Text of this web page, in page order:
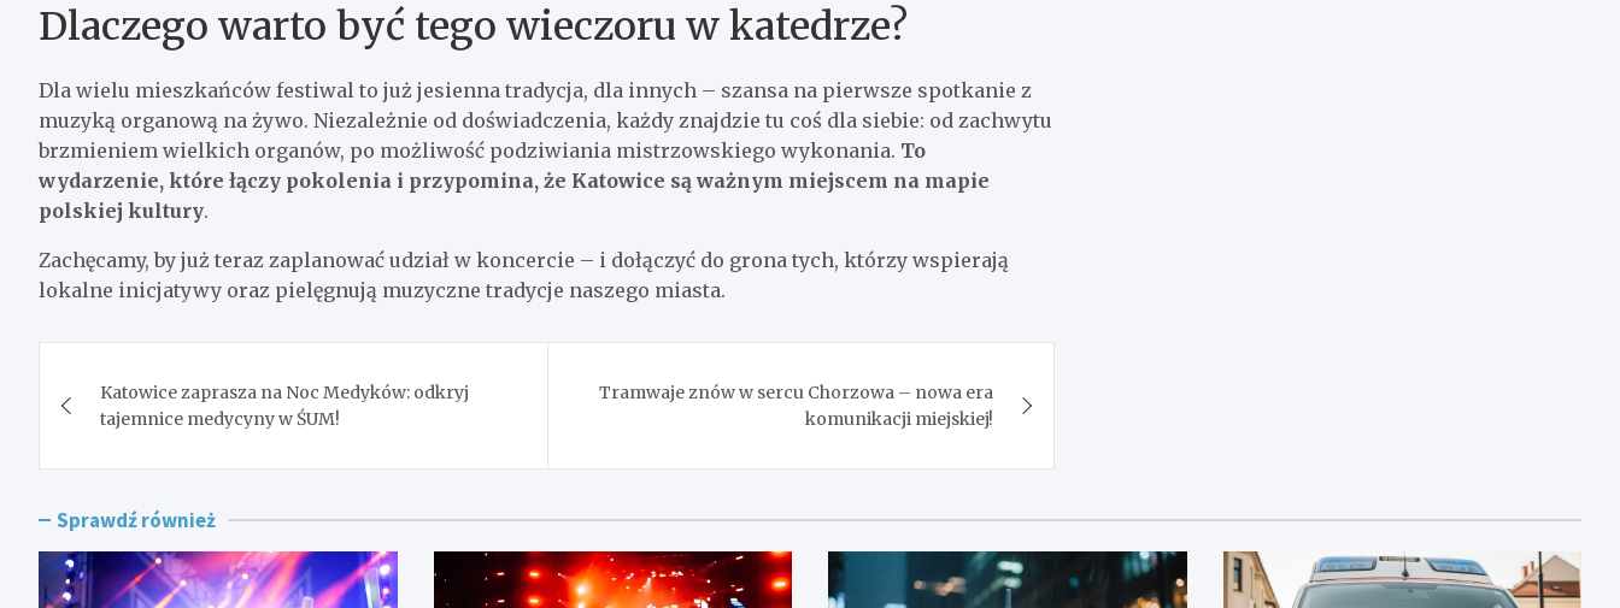
Dlaczego warto być tego wieczoru w katedrze?
Dla wielu mieszkańców festiwal to już jesienna tradycja, dla innych – szansa na pierwsze spotkanie z
muzyką organową na żywo. Niezależnie od doświadczenia, każdy znajdzie tu coś dla siebie: od zachwytu
brzmieniem wielkich organów, po możliwość podziwiania mistrzowskiego wykonania. To
wydarzenie, które łączy pokolenia i przypomina, że Katowice są ważnym miejscem na mapie
polskiej kultury.
Zachęcamy, by już teraz zaplanować udział w koncercie – i dołączyć do grona tych, którzy wspierają
lokalne inicjatywy oraz pielęgnują muzyczne tradycje naszego miasta.
wpisu
Katowice zaprasza na Noc Medyków: odkryj
tajemnice medycyny w ŚUM!
Tramwaje znów w sercu Chorzowa – nowa era
komunikacji miejskiej!
Sprawdź również